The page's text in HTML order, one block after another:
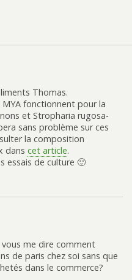
Thomas.
MYA fonctionnent pour la
et Stropharia rugosa-
sans problème sur ces
la composition
dans cet article.
essais de culture 🙂
me dire comment
de paris chez soi sans que
dans le commerce?